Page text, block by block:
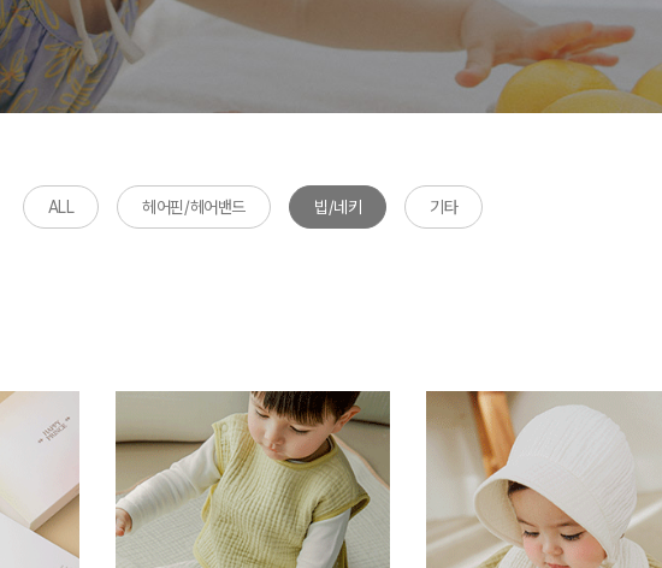
ALL 헤어핀/헤어밴드 빕/네키 기타